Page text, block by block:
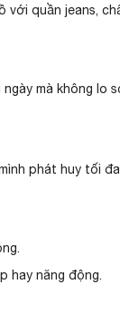
với quần jeans,
mà không lo
phát huy tối
hay năng động.